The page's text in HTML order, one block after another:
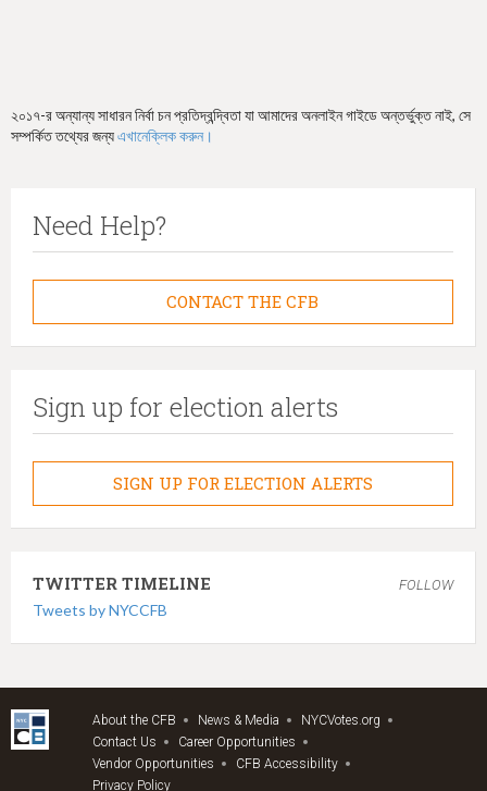
২০১৭-র অন্যান্য সাধারন নির্বা চন প্রতিদ্বন্দ্বিতা যা আমাদের অনলাইন গাইডে অন্তর্ভুক্ত নাই, সে
সম্পর্কিত তথ্যের জন্যএখানেক্লিক করুন।
Need Help?
CONTACT THE CFB
Sign up for election alerts
SIGN UP FOR ELECTION ALERTS
TWITTER TIMELINE FOLLOW
Tweets by NYCCFB
About the CFB News & Media
NYCVotes.org
Contact Us
Career Opportunities
Vendor Opportunities
CFB Accessibility
Privacy Policy